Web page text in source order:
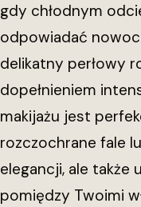
gdy chłodnym
odpowiadać
delikatny perłowy
dopełnieniem
makijażu jest
rozczochrane fale
elegancji, ale także
pomiędzy Twoimi